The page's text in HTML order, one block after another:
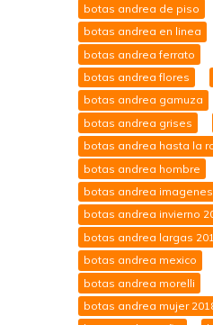
botas andrea de piso
botas andrea en linea
botas andrea ferrato
botas andrea flores
botas andrea gamuza
botas andrea grises
botas andrea hasta la
botas andrea hombre
botas andrea imagenes
botas andrea invierno
botas andrea largas
botas andrea mexico
botas andrea morelli
botas andrea mujer